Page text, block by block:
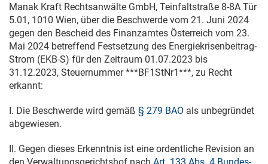
Manak Kraft Rechtsanwälte GmbH, Teinfaltstraße 8-8A Tür
5.01, 1010 Wien, über die Beschwerde vom 21. Juni 2024
gegen den Bescheid des Finanzamtes Österreich vom 23.
Mai 2024 betreffend Festsetzung des Energiekrisenbeitrag-
Strom (EKB-S) für den Zeitraum 01.07.2023 bis
31.12.2023, Steuernummer ***BF1StNr1***, zu Recht
erkannt:
I. Die Beschwerde wird gemäß § 279 BAO als unbegründet
abgewiesen.
II. Gegen dieses Erkenntnis ist eine ordentliche Revision an